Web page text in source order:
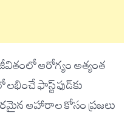
ఆరోగ్యం అత్యంత
ఫాస్ట్ ఫుడ్‌కు
ఆహారాల కోసం ప్రజలు